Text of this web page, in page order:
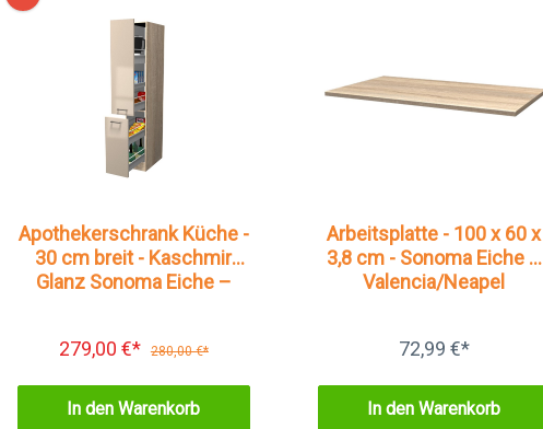
Apothekerschrank Küche -
30 cm breit - Kaschmir
Glanz Sonoma Eiche –
279,00 €*
280,00 €*
In den Warenkorb
Arbeitsplatte - 100 x 60 x
3,8 cm - Sonoma Eiche –
Valencia/Neapel
72,99 €*
In den Warenkorb